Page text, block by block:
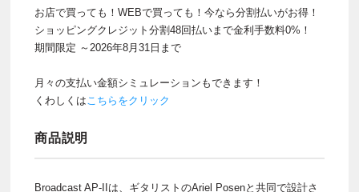
お店で買っても！WEBで買っても！今なら分割払いがお得！
ショッピングクレジット分割48回払いまで金利手数料0%！
期間限定 ～2026年8月31日まで
月々の支払い金額シミュレーションもできます！
くわしくはこちらをクリック
商品説明
Broadcast AP-IIは、ギタリストのAriel Posenと共同で設計さ